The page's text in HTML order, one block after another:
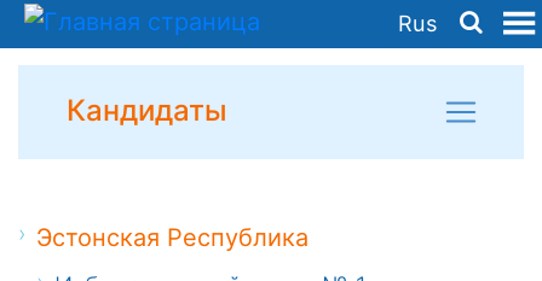
Rus
Кандидаты
Эстонская Республика